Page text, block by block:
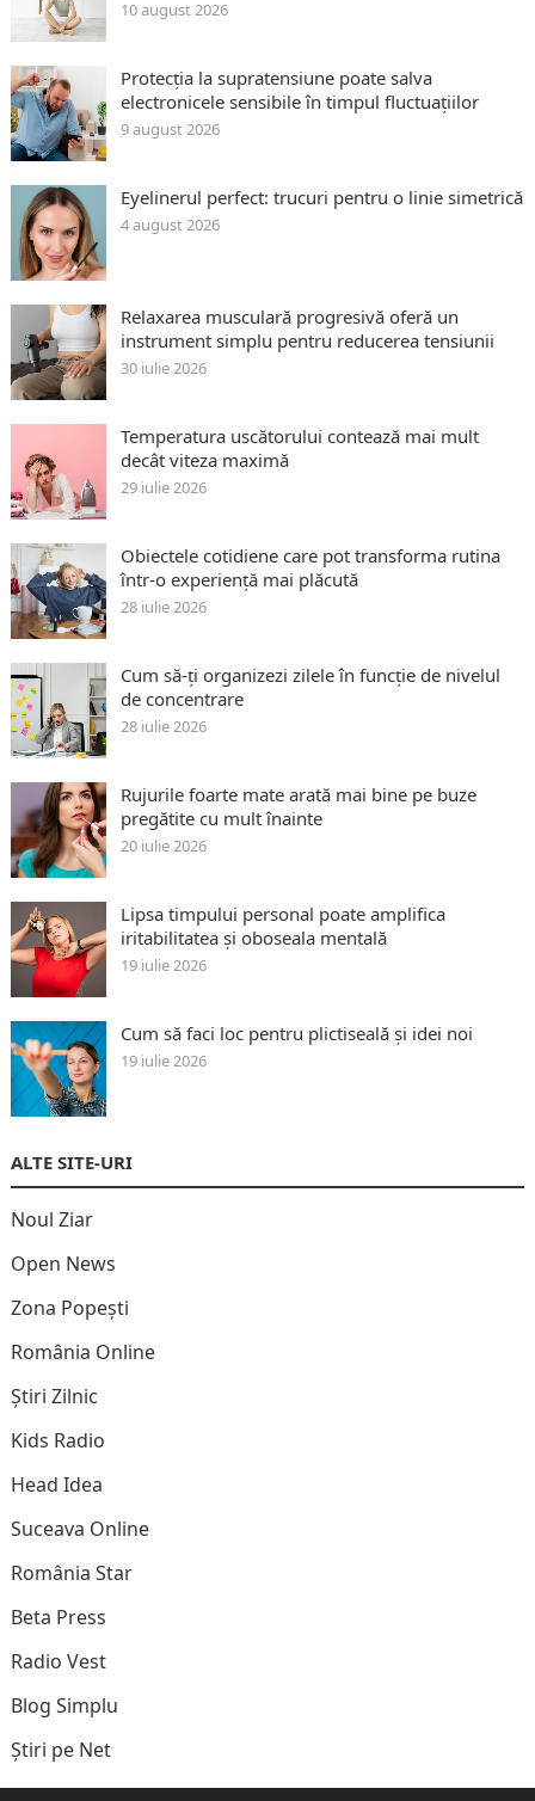
10 august 2026
Protecția la supratensiune poate salva
electronicele sensibile în timpul fluctuațiilor
9 august 2026
Eyelinerul perfect: trucuri pentru o linie simetrică
4 august 2026
Relaxarea musculară progresivă oferă un
instrument simplu pentru reducerea tensiunii
30 iulie 2026
Temperatura uscătorului contează mai mult
decât viteza maximă
29 iulie 2026
Obiectele cotidiene care pot transforma rutina
într-o experiență mai plăcută
28 iulie 2026
Cum să-ți organizezi zilele în funcție de nivelul
de concentrare
28 iulie 2026
Rujurile foarte mate arată mai bine pe buze
pregătite cu mult înainte
20 iulie 2026
Lipsa timpului personal poate amplifica
iritabilitatea și oboseala mentală
19 iulie 2026
Cum să faci loc pentru plictiseală și idei noi
19 iulie 2026
ALTE SITE-URI
Noul Ziar
Open News
Zona Popești
România Online
Știri Zilnic
Kids Radio
Head Idea
Suceava Online
România Star
Beta Press
Radio Vest
Blog Simplu
Știri pe Net